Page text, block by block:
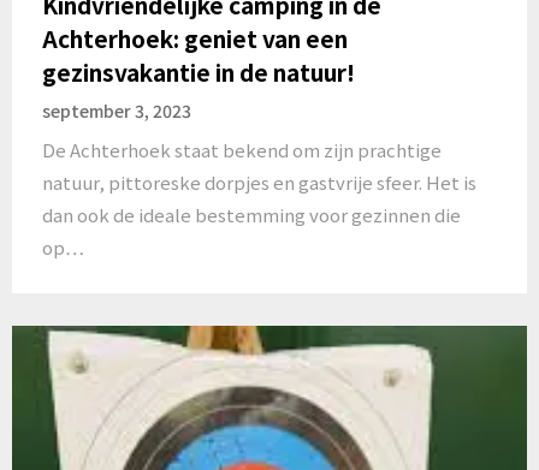
Achterhoek: geniet van een
gezinsvakantie in de natuur!
september 3, 2023
De Achterhoek staat bekend om zijn prachtige
natuur, pittoreske dorpjes en gastvrije sfeer. Het is
dan ook de ideale bestemming voor gezinnen die
op…